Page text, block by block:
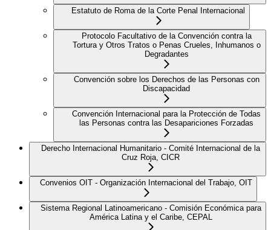
Estatuto de Roma de la Corte Penal Internacional
Protocolo Facultativo de la Convención contra la
Tortura y Otros Tratos o Penas Crueles, Inhumanos o
Degradantes
Convención sobre los Derechos de las Personas con
Discapacidad
Convención Internacional para la Protección de Todas
las Personas contra las Desapariciones Forzadas
Derecho Internacional Humanitario - Comité Internacional de la
Cruz Roja, CICR
Convenios OIT - Organización Internacional del Trabajo, OIT
Sistema Regional Latinoamericano - Comisión Económica para
América Latina y el Caribe, CEPAL